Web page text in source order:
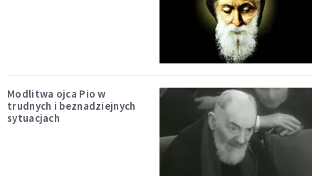
Modlitwa ojca Pio w
trudnych i beznadziejnych
sytuacjach